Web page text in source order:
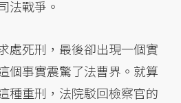
法戰爭。
處死刑，最後卻出現一個實
個事實震驚了法曹界。就算
種重刑，法院駁回檢察官的